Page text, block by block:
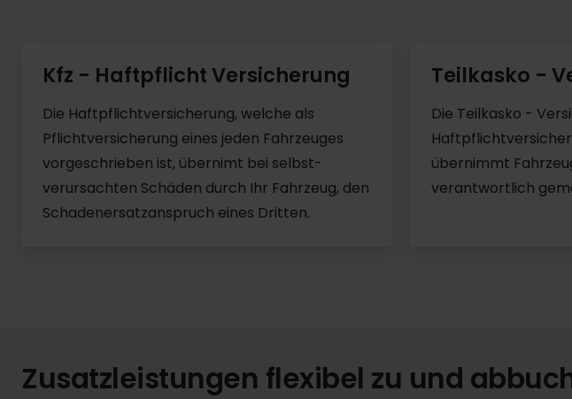
Kfz - Haftpflicht Versicherung
Die Haftpflichtversicherung, welche als
Pflichtversicherung eines jeden Fahrzeuges
vorgeschrieben ist, übernimt bei selbst-
verursachten Schäden durch Ihr Fahrzeug, den
Schadenersatzanspruch eines Dritten.
Teilkasko -
Die Teilkasko -
übernimmt
verantwortlich
Zusatzleistungen flexibel zu und